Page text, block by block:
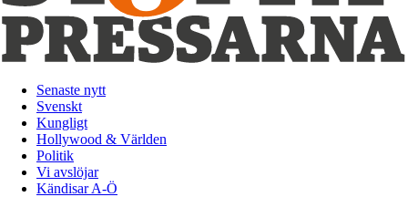
Senaste nytt
Svenskt
Kungligt
Hollywood & Världen
Politik
Vi avslöjar
Kändisar A-Ö